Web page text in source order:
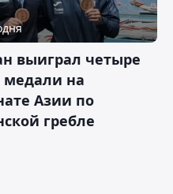
выиграл четыре
медали на
Азии по
гребле